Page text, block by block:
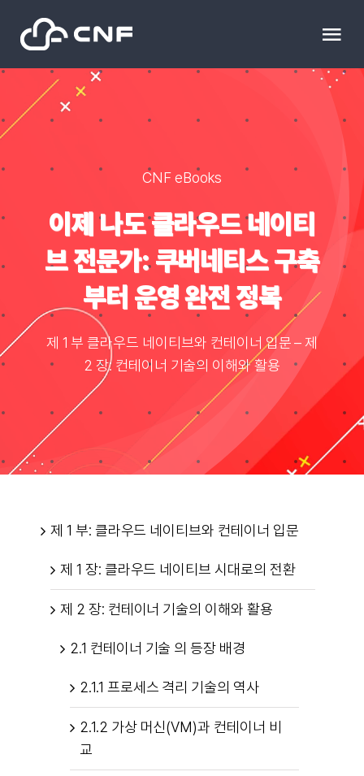
content
HOME
문의하기
Resource
블로그
Taxonomies
Search
CNF eBooks
이제 나도 클라우드 네이티
브 전문가: 쿠버네티스 구축
부터 운영 완전 정복
제 1 부 클라우드 네이티브와 컨테이너 입문 – 제
2 장: 컨테이너 기술의 이해와 활용
제 1 부: 클라우드 네이티브와 컨테이너 입문
제 1 장: 클라우드 네이티브 시대로의 전환
제 2 장: 컨테이너 기술의 이해와 활용
2.1 컨테이너 기술 의 등장 배경
2.1.1 프로세스 격리 기술의 역사
2.1.2 가상 머신(VM)과 컨테이너 비
교